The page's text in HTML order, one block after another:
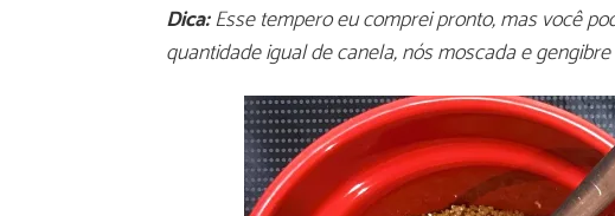
Dica:Esse tempero eu comprei pronto, mas você
quantidade igual de canela, nós moscada e